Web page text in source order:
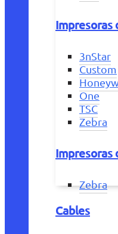
Impresoras
3nStar
Custom
One
TSC
Zebra
Impresoras
Zebra
Cables